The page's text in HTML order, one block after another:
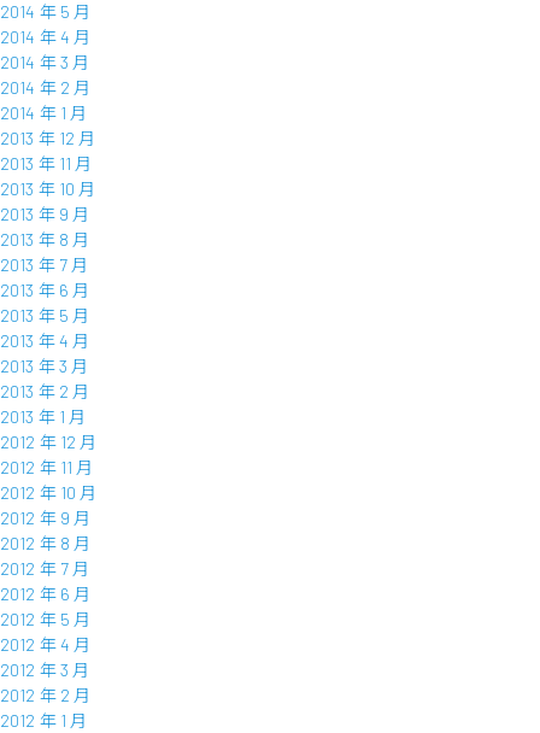
2014 年 5 月
2014 年 4 月
2014 年 3 月
2014 年 2 月
2014 年 1 月
2013 年 12 月
2013 年 11 月
2013 年 10 月
2013 年 9 月
2013 年 8 月
2013 年 7 月
2013 年 6 月
2013 年 5 月
2013 年 4 月
2013 年 3 月
2013 年 2 月
2013 年 1 月
2012 年 12 月
2012 年 11 月
2012 年 10 月
2012 年 9 月
2012 年 8 月
2012 年 7 月
2012 年 6 月
2012 年 5 月
2012 年 4 月
2012 年 3 月
2012 年 2 月
2012 年 1 月